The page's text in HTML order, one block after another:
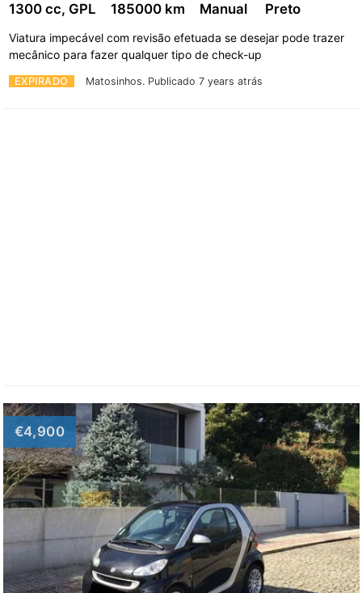
EXPIRADO Matosinhos. Publicado 7 years atrás
1300 cc, GPL 185000 km Manual Preto
Viatura impecável com revisão efetuada se desejar pode trazer
mecânico para fazer qualquer tipo de check-up
€4,900